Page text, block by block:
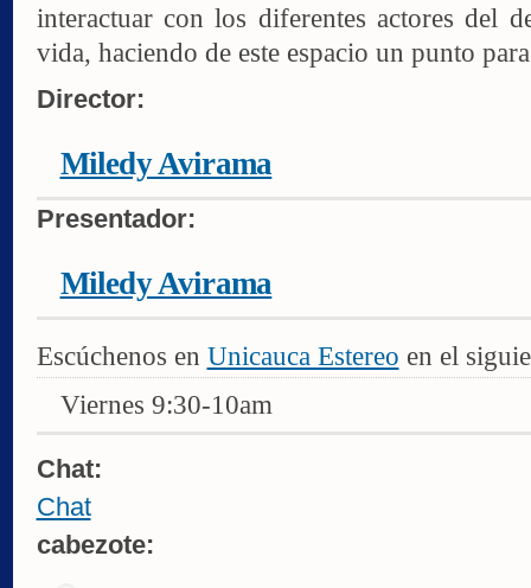
interactuar con los diferentes actores del
vida, haciendo de este espacio un punto
Director:
Miledy Avirama
Presentador:
Miledy Avirama
Escúchenos en Unicauca Estereo en el
Viernes 9:30-10am
Chat:
Chat
cabezote: